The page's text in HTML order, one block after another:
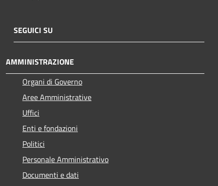
SEGUICI SU
AMMINISTRAZIONE
Organi di Governo
Aree Amministrative
Uffici
Enti e fondazioni
Politici
Personale Amministrativo
Documenti e dati